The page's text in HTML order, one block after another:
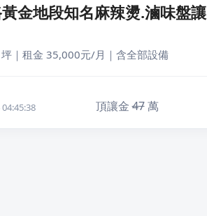
金地段知名麻辣燙.滷味盤讓
｜租金 35,000元/月｜含全部設備
頂讓金47萬